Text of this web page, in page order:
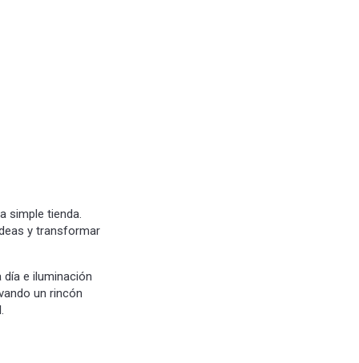
simple tienda.
y transformar
e iluminación
un rincón
.